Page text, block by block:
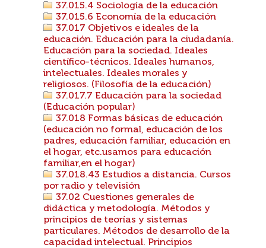
37.015.4 Sociología de la educación
37.015.6 Economía de la educación
37.017 Objetivos e ideales de la
educación. Educación para la ciudadanía.
Educación para la sociedad. Ideales
científico-técnicos. Ideales humanos,
intelectuales. Ideales morales y
religiosos. (Filosofía de la educación)
37.017.7 Educación para la sociedad
(Educación popular)
37.018 Formas básicas de educación
(educación no formal, educación de los
padres, educación familiar, educación en
el hogar, etc.usamos para educación
familiar,en el hogar)
37.018.43 Estudios a distancia. Cursos
por radio y televisión
37.02 Cuestiones generales de
didáctica y metodología. Métodos y
principios de teorías y sistemas
particulares. Métodos de desarrollo de la
capacidad intelectual. Principios